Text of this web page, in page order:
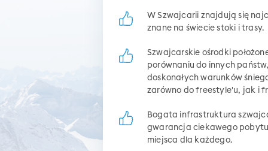
W Szwajcarii znajdują się
znane na świecie stoki i trasy.
Szwajcarskie ośrodki
porównaniu do innych
doskonałych warunków
zarówno do freestyle'u, jak i
Bogata infrastruktura
gwarancja ciekawego
miejsca dla każdego.